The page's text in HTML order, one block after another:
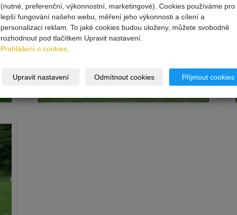
(nutné, preferenční, výkonnostní, marketingové). Cookies používáme pro
lepší fungování našeho webu, měření jeho výkonnosti a cílení a
personalizaci reklam. To jaké cookies budou uloženy, můžete svobodně
rozhodnout pod tlačítkem Upravit nastavení.
Prohlášení o cookies.
Upravit nastavení Odmítnout cookies Přijmout cookies